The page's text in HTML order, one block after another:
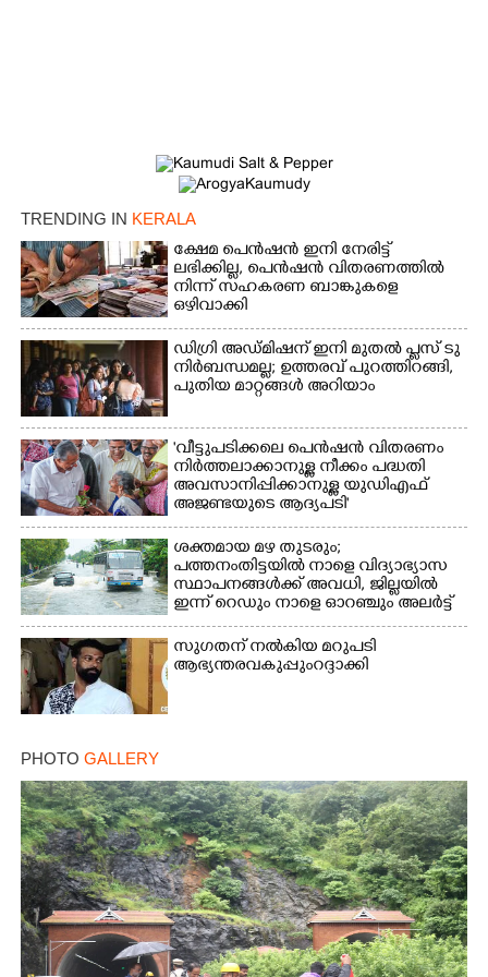
TRENDING IN KERALA
ക്ഷേമ പെൻഷൻ ഇനി നേരിട്ട്
ലഭിക്കില്ല,​ പെൻഷൻ വിതരണത്തിൽ
നിന്ന് സഹകരണ ബാങ്കുകളെ
ഒഴിവാക്കി
ഡിഗ്രി അഡ്മിഷന് ഇനി മുതൽ പ്ലസ് ടു
നിർബന്ധമല്ല; ഉത്തരവ് പുറത്തിറങ്ങി,
പുതിയ മാറ്റങ്ങൾ അറിയാം
'വീട്ടുപടിക്കലെ പെൻഷൻ വിതരണം
നിർത്തലാക്കാനുള്ള നീക്കം പദ്ധതി
അവസാനിപ്പിക്കാനുള്ള യുഡിഎഫ്
അജണ്ടയുടെ ആദ്യപടി'
ശക്തമായ മഴ തുടരും;
പത്തനംതിട്ടയിൽ നാളെ വിദ്യാഭ്യാസ
സ്ഥാപനങ്ങൾക്ക് അവധി,​ ജില്ലയിൽ
ഇന്ന് റെ‌ഡും നാളെ ഓറഞ്ചും അലർട്ട്
സുഗതന് നൽകിയ മറുപടി
ആഭ്യന്തരവകുപ്പും റദ്ദാക്കി
PHOTO GALLERY